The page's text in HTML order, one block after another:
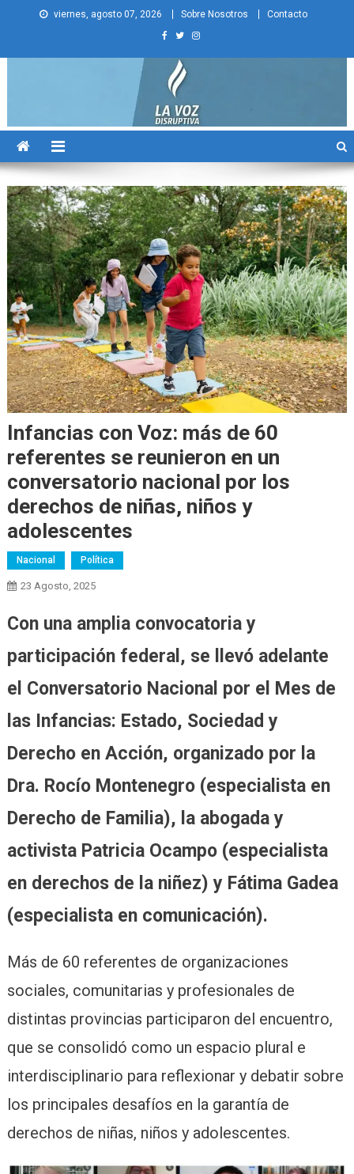
viernes, agosto 07, 2026 Sobre Nosotros Contacto
La Voz Disruptiva
Infancias con Voz: más de 60
referentes se reunieron en un
conversatorio nacional por los
derechos de niñas, niños y
adolescentes
Nacional Política
23 Agosto, 2025
Con una amplia convocatoria y
participación federal, se llevó adelante
el Conversatorio Nacional por el Mes de
las Infancias: Estado, Sociedad y
Derecho en Acción, organizado por la
Dra. Rocío Montenegro (especialista en
Derecho de Familia), la abogada y
activista Patricia Ocampo (especialista
en derechos de la niñez) y Fátima Gadea
(especialista en comunicación).
Más de 60 referentes de organizaciones
sociales, comunitarias y profesionales de
distintas provincias participaron del encuentro,
que se consolidó como un espacio plural e
interdisciplinario para reflexionar y debatir sobre
los principales desafíos en la garantía de
derechos de niñas, niños y adolescentes.